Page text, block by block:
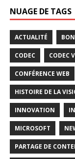
NUAGE DE TAGS
ACTUALITÉ
CODEC CODEC
CONFÉRENCE WEB
HISTOIRE DE LA
INNOVATION
MICROSOFT
PARTAGE DE